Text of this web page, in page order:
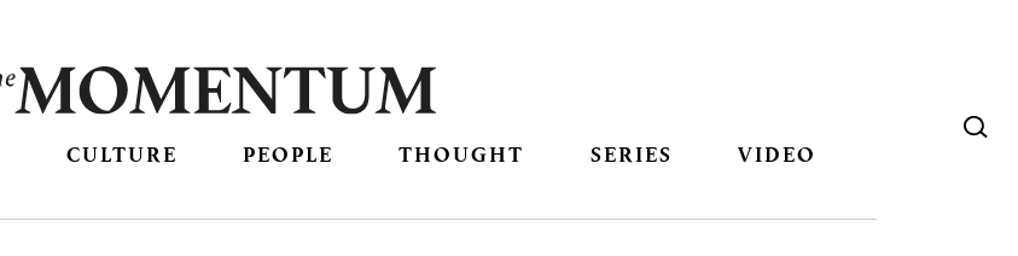
CULTURE PEOPLE THOUGHT SERIES VIDEO